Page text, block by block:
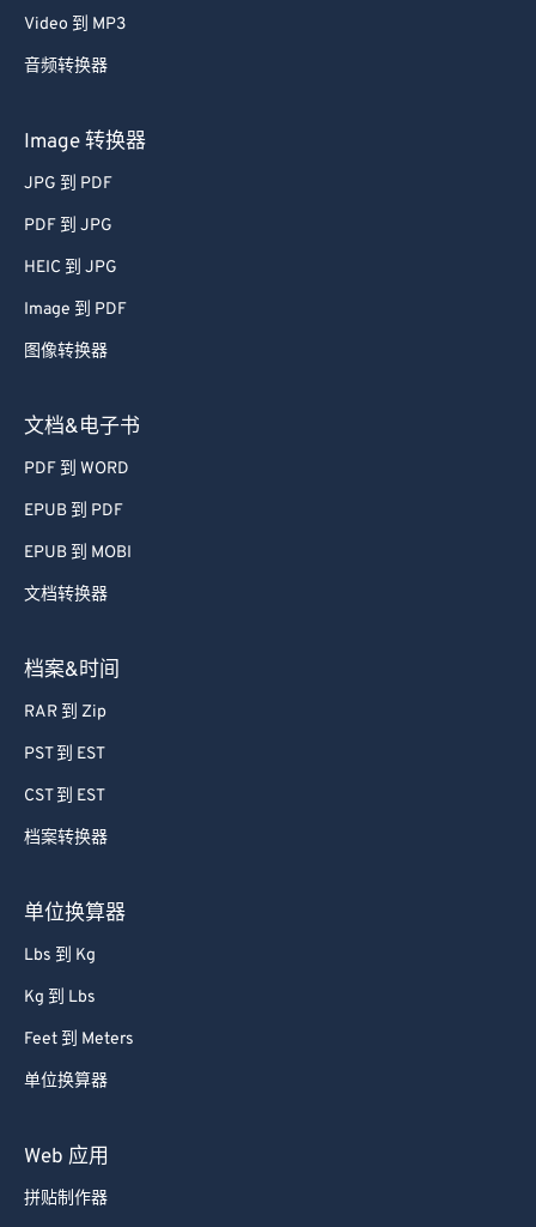
Video 到 MP3
音频转换器
Image 转换器
JPG 到 PDF
PDF 到 JPG
HEIC 到 JPG
Image 到 PDF
图像转换器
文档&电子书
PDF 到 WORD
EPUB 到 PDF
EPUB 到 MOBI
文档转换器
档案&时间
RAR 到 Zip
PST 到 EST
CST 到 EST
档案转换器
单位换算器
Lbs 到 Kg
Kg 到 Lbs
Feet 到 Meters
单位换算器
Web 应用
拼贴制作器